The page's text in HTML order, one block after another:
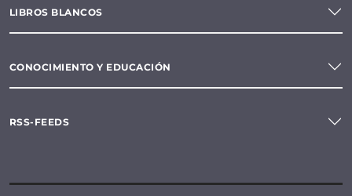
LIBROS BLANCOS
CONOCIMIENTO Y EDUCACIÓN
RSS-FEEDS